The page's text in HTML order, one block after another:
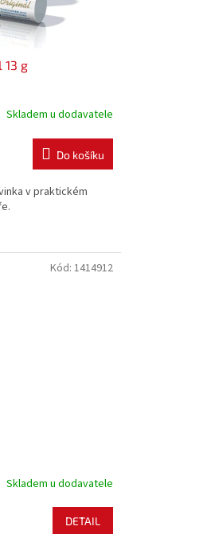
13 g
Skladem u dodavatele
Do košíku
v praktickém
Skladem u dodavatele
DETAIL
Kód: 1414912